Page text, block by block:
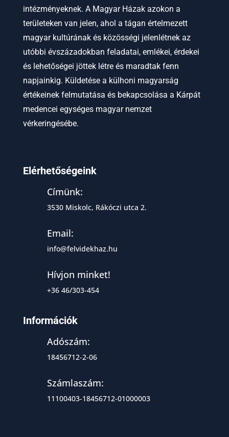
intézményeknek. A Magyar Házak azokon a
területeken van jelen, ahol a tágan értelmezett
magyar kultúrának és közösségi jelenlétnek az
utóbbi évszázadokban feladatai, emlékei, érdekei
és lehetőségei jöttek létre és maradtak fenn
napjainkig. Küldetése a külhoni magyarság
értékeinek felmutatása és bekapcsolása a Kárpát
medencei egységes magyar nemzet
vérkeringésébe.
Elérhetőségeink
Címünk:
3530 Miskolc, Rákóczi utca 2.
Email:
info@felvidekhaz.hu
Hívjon minket!
+36 46/303-454
Információk
Adószám:
18456712-2-06
Számlaszám:
11100403-18456712-01000003